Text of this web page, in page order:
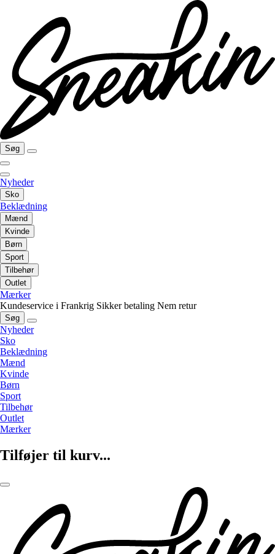
Søg
Nyheder
Sko
Beklædning
Mænd
Kvinde
Børn
Sport
Tilbehør
Outlet
Mærker
Kundeservice i Frankrig Sikker betaling Nem retur
Søg
Nyheder
Sko
Beklædning
Mænd
Kvinde
Børn
Sport
Tilbehør
Outlet
Mærker
Tilføjer til kurv...